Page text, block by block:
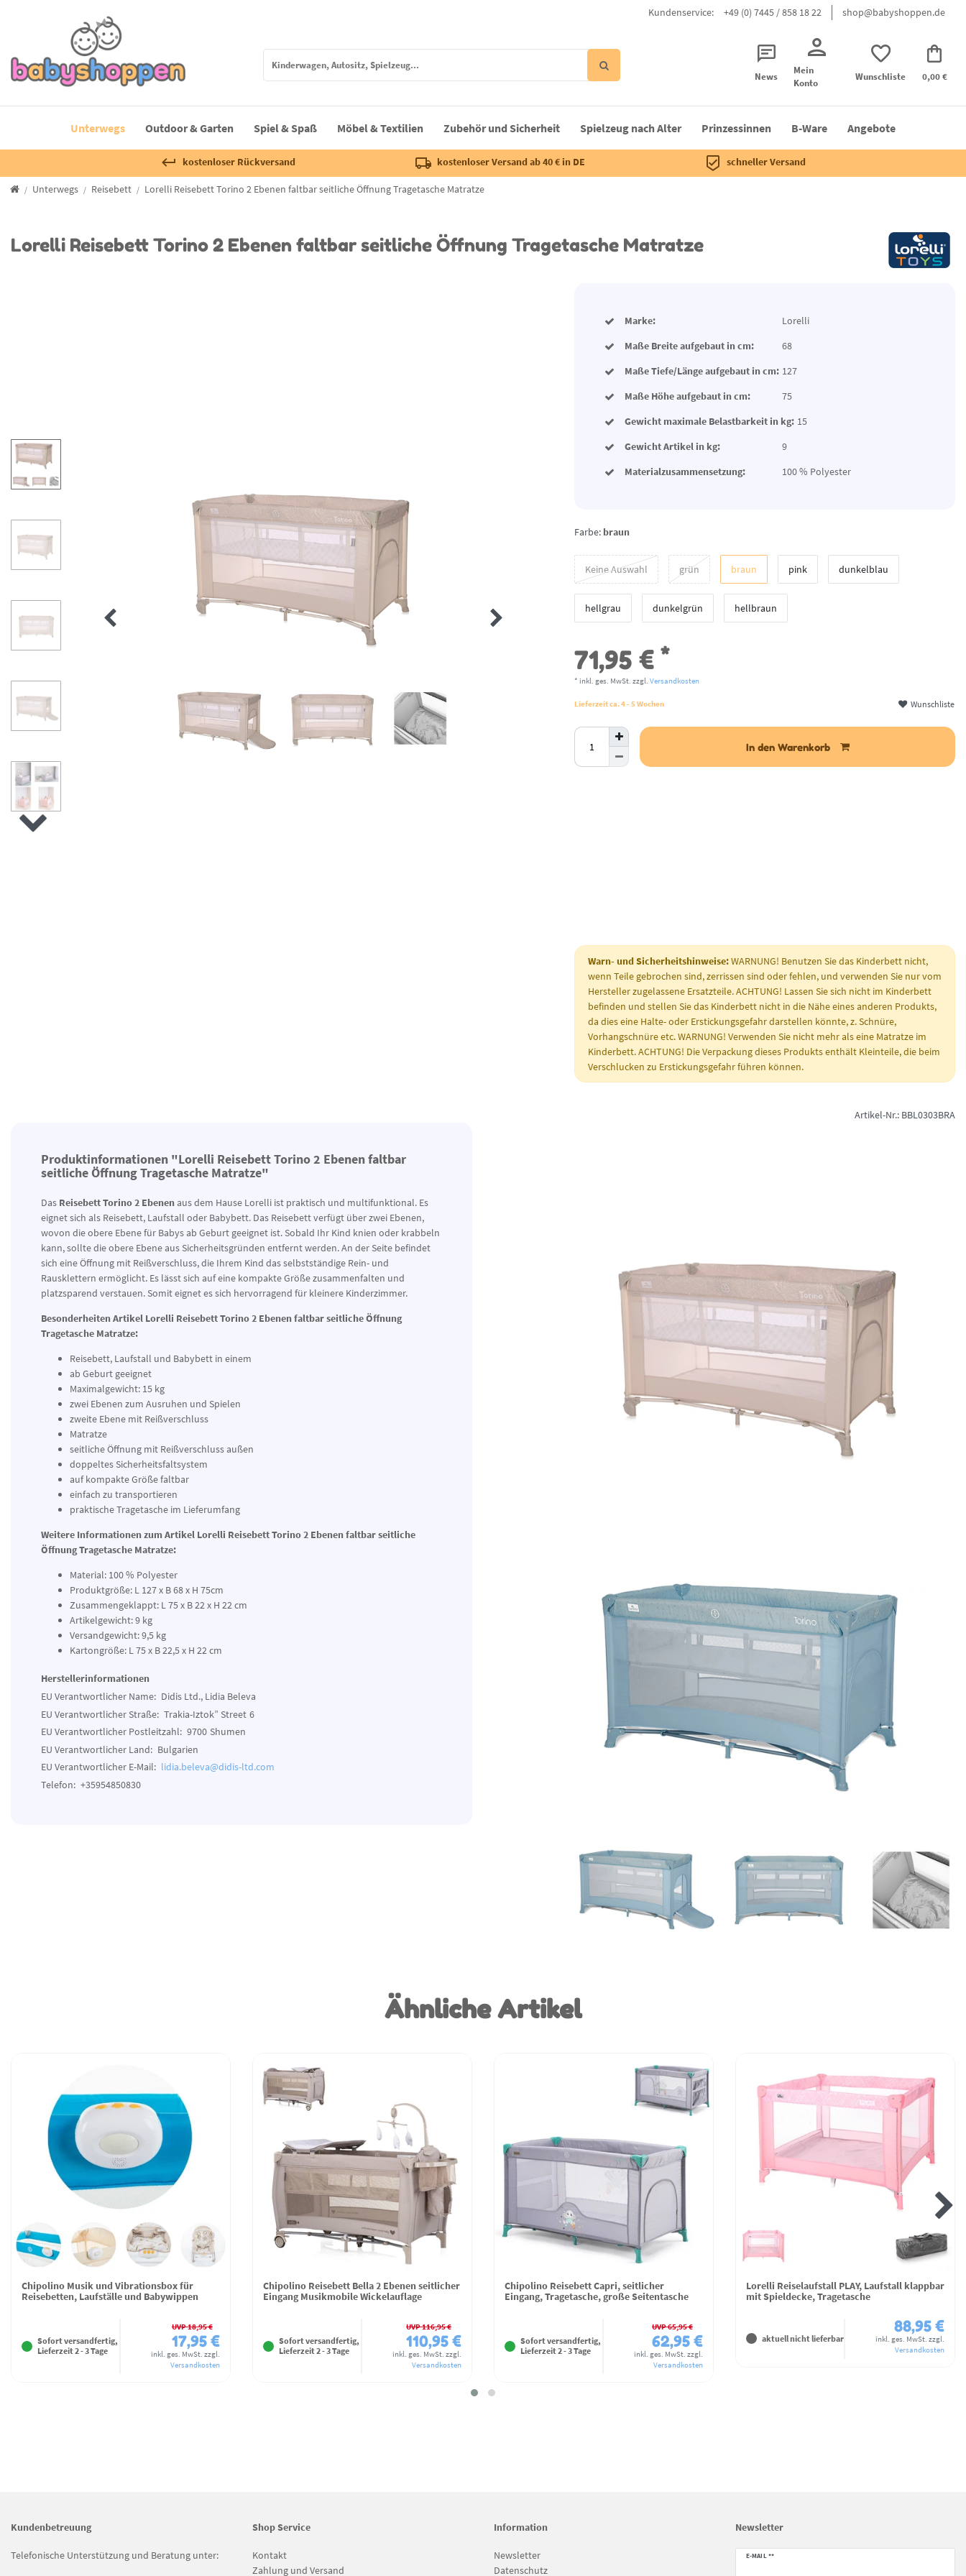
Kundenservice: +49 (0) 7445 / 858 18 22 shop@babyshoppen.de
News
Mein
Konto
Wunschliste 0,00 €
Unterwegs Outdoor & Garten Spiel & Spaß Möbel & Textilien Zubehör und Sicherheit Spielzeug nach Alter Prinzessinnen B-Ware Angebote
kostenloser Rückversand kostenloser Versand ab 40 € in DE schneller Versand
Unterwegs Reisebett Lorelli Reisebett Torino 2 Ebenen faltbar seitliche Öffnung Tragetasche Matratze
Lorelli Reisebett Torino 2 Ebenen faltbar seitliche Öffnung Tragetasche Matratze
Marke:
Lorelli
Maße Breite aufgebaut in cm:
68
Maße Tiefe/Länge aufgebaut in cm: 127
Maße Höhe aufgebaut in cm:
75
Gewicht maximale Belastbarkeit in kg: 15
Gewicht Artikel in kg:
9
Materialzusammensetzung:
100 % Polyester
Farbe: braun
Keine Auswahl grün braun pink dunkelblau
hellgrau dunkelgrün hellbraun
71,95 € *
* inkl. ges. MwSt. zzgl. Versandkosten
Lieferzeit ca. 4 - 5 Wochen Wunschliste
In den Warenkorb
Warn- und Sicherheitshinweise:WARNUNG! Benutzen Sie das Kinderbett nicht,
wenn Teile gebrochen sind, zerrissen sind oder fehlen, und verwenden Sie nur vom
Hersteller zugelassene Ersatzteile. ACHTUNG! Lassen Sie sich nicht im Kinderbett
befinden und stellen Sie das Kinderbett nicht in die Nähe eines anderen Produkts,
da dies eine Halte- oder Erstickungsgefahr darstellen könnte, z. Schnüre,
Vorhangschnüre etc. WARNUNG! Verwenden Sie nicht mehr als eine Matratze im
Kinderbett. ACHTUNG! Die Verpackung dieses Produkts enthält Kleinteile, die beim
Verschlucken zu Erstickungsgefahr führen können.
Artikel-Nr.: BBL0303BRA
Produktinformationen "Lorelli Reisebett Torino 2 Ebenen faltbar
seitliche Öffnung Tragetasche Matratze"
Das Reisebett Torino 2 Ebenenaus dem Hause Lorelli ist praktisch und multifunktional. Es
eignet sich als Reisebett, Laufstall oder Babybett. Das Reisebett verfügt über zwei Ebenen,
wovon die obere Ebene für Babys ab Geburt geeignet ist. Sobald Ihr Kind knien oder krabbeln
kann, sollte die obere Ebene aus Sicherheitsgründen entfernt werden. An der Seite befindet
sich eine Öffnung mit Reißverschluss, die Ihrem Kind das selbstständige Rein- und
Rausklettern ermöglicht. Es lässt sich auf eine kompakte Größe zusammenfalten und
platzsparend verstauen. Somit eignet es sich hervorragend für kleinere Kinderzimmer.
Besonderheiten Artikel Lorelli Reisebett Torino 2 Ebenen faltbar seitliche Öffnung
Tragetasche Matratze:
Reisebett, Laufstall und Babybett in einem
ab Geburt geeignet
Maximalgewicht: 15 kg
zwei Ebenen zum Ausruhen und Spielen
zweite Ebene mit Reißverschluss
Matratze
seitliche Öffnung mit Reißverschluss außen
doppeltes Sicherheitsfaltsystem
auf kompakte Größe faltbar
einfach zu transportieren
praktische Tragetasche im Lieferumfang
Weitere Informationen zum Artikel Lorelli Reisebett Torino 2 Ebenen faltbar seitliche
Öffnung Tragetasche Matratze:
Material: 100 % Polyester
Produktgröße: L 127 x B 68 x H 75cm
Zusammengeklappt: L 75 x B 22 x H 22 cm
Artikelgewicht: 9 kg
Versandgewicht: 9,5 kg
Kartongröße: L 75 x B 22,5 x H 22 cm
Herstellerinformationen
EU Verantwortlicher Name: Didis Ltd., Lidia Beleva
EU Verantwortlicher Straße: Trakia-Iztok” Street 6
EU Verantwortlicher Postleitzahl: 9700 Shumen
EU Verantwortlicher Land: Bulgarien
EU Verantwortlicher E-Mail: lidia.beleva@didis-ltd.com
Telefon: +35954850830
Ähnliche Artikel
Chipolino Musik und Vibrationsbox für
Reisebetten, Laufställe und Babywippen
Sofort versandfertig,
Lieferzeit 2 - 3 Tage
UVP 18,95 €
17,95 €
inkl. ges. MwSt. zzgl.
Versandkosten
Chipolino Reisebett Bella 2 Ebenen seitlicher
Eingang Musikmobile Wickelauflage
Sofort versandfertig,
Lieferzeit 2 - 3 Tage
UVP 116,95 €
110,95 €
inkl. ges. MwSt. zzgl.
Versandkosten
Chipolino Reisebett Capri, seitlicher
Eingang, Tragetasche, große Seitentasche
Sofort versandfertig,
Lieferzeit 2 - 3 Tage
UVP 65,95 €
62,95 €
inkl. ges. MwSt. zzgl.
Versandkosten
Lorelli Reiselaufstall PLAY, Laufstall klappbar
mit Spieldecke, Tragetasche
aktuell nicht lieferbar
88,95 €
inkl. ges. MwSt. zzgl.
Versandkosten
Kundenbetreuung
Telefonische Unterstützung und Beratung unter:
Shop Service
Kontakt
Zahlung und Versand
Information
Newsletter
Datenschutz
Newsletter
E-MAIL **
Newsletter